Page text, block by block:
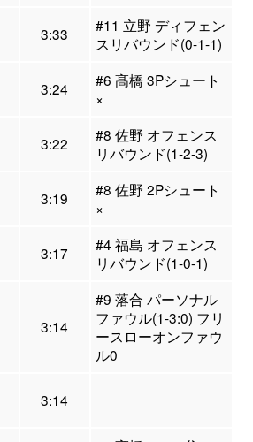
3:33
#11 立野 ディフェン
スリバウンド(0-1-1)
3:24
#6 髙橋 3Pシュート
×
3:22
#8 佐野 オフェンス
リバウンド(1-2-3)
3:19
#8 佐野 2Pシュート
×
3:17
#4 福島 オフェンス
リバウンド(1-0-1)
3:14
#9 落合 パーソナル
ファウル(1-3:0) フリ
ースローオンファウ
ル0
3:14